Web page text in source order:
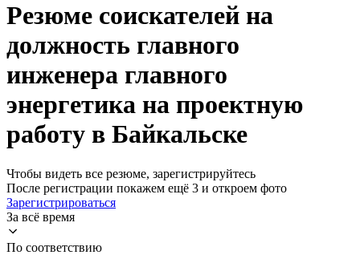
Резюме соискателей на
должность главного
инженера главного
энергетика на проектную
работу в Байкальске
Чтобы видеть все резюме, зарегистрируйтесь
После регистрации покажем ещё 3 и откроем фото
Зарегистрироваться
За всё время
По соответствию